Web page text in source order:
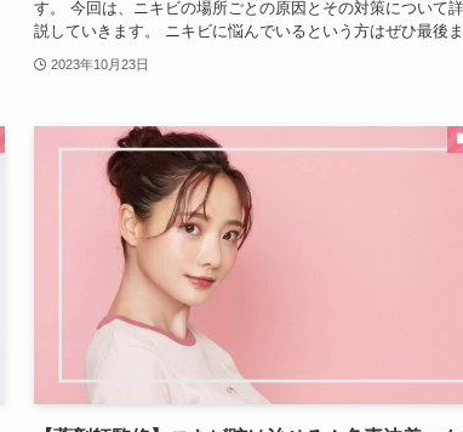
す。 今回は、ニキビの場所ごとの原因とその対策について
説していきます。 ニキビに悩んでいるという方はぜひ最後
2023年10月23日